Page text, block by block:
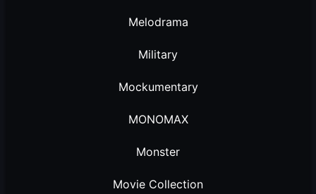
Melodrama
Military
Mockumentary
MONOMAX
Monster
Movie Collection